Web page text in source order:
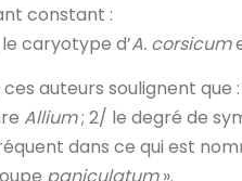
constant :
caryotype d’A. corsicum
ces auteurs soulignent
Allium; 2/ le degré de
dans ce qui est
paniculatum».